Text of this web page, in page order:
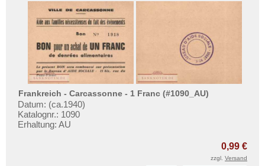
Frankreich - Carcassonne - 1 Franc (#1090_AU)
Datum: (ca.1940)
Katalognr.: 1090
Erhaltung: AU
0,99 €
zzgl. Versand